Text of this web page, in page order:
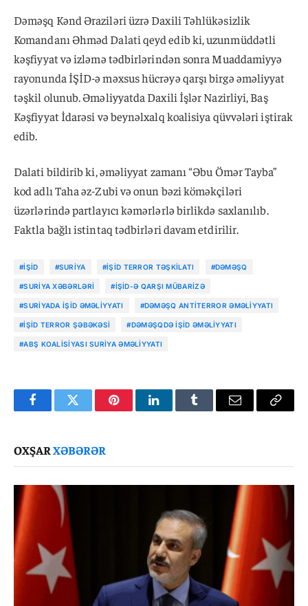
Dəməşq Kənd Əraziləri üzrə Daxili Təhlükəsizlik
Komandanı Əhməd Dalati qeyd edib ki, uzunmüddətli
kəşfiyyat və izləmə tədbirlərindən sonra Muaddamiyyə
rayonunda İŞİD-ə məxsus hücrəyə qarşı birgə əməliyyat
təşkil olunub. Əməliyyatda Daxili İşlər Nazirliyi, Baş
Kəşfiyyat İdarəsi və beynəlxalq koalisiya qüvvələri iştirak
edib.
Dalati bildirib ki, əməliyyat zamanı “Əbu Ömər Tayba”
kod adlı Taha əz-Zubi və onun bəzi köməkçiləri
üzərlərində partlayıcı kəmərlərlə birlikdə saxlanılıb.
Faktla bağlı istintaq tədbirləri davam etdirilir.
#İŞİD #SURIYA #İŞİD TERROR TƏŞKILATI #DƏMƏŞQ
#SURIYA XƏBƏRLƏRI #İŞİD-Ə QARŞI MÜBARIZƏ
#SURIYADA İŞİD ƏMƏLIYYATI #DƏMƏŞQ ANTITERROR ƏMƏLIYYATI
#İŞİD TERROR ŞƏBƏKƏSI #DƏMƏŞQDƏ İŞİD ƏMƏLIYYATI
#ABŞ KOALISIYASI SURIYA ƏMƏLIYYATI
FacebookTwitter PinterestLinkedInTumblr Email
Copy
OXŞARXƏBƏRƏR